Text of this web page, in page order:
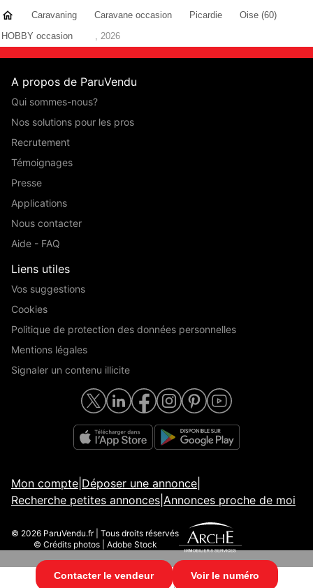
Contacter le vendeur Voir le numéro
Caravaning Caravane occasion Picardie
Oise (60)
HOBBY occasion
, 2026
A propos de ParuVendu
Qui sommes-nous?
Nos solutions pour les pros
Recrutement
Témoignages
Presse
Applications
Nous contacter
Aide - FAQ
Liens utiles
Vos suggestions
Cookies
Politique de protection des données personnelles
Mentions légales
Signaler un contenu illicite
Mon compte Déposer une annonce
Recherche petites annonces Annonces proche de moi
© 2026 ParuVendu.fr | Tous droits réservés
© Crédits photos | Adobe Stock
© 2026 ParuVendu.fr | Tous droits réservés